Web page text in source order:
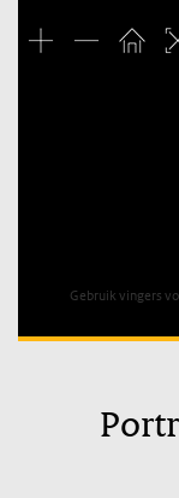
Gebruik vingers